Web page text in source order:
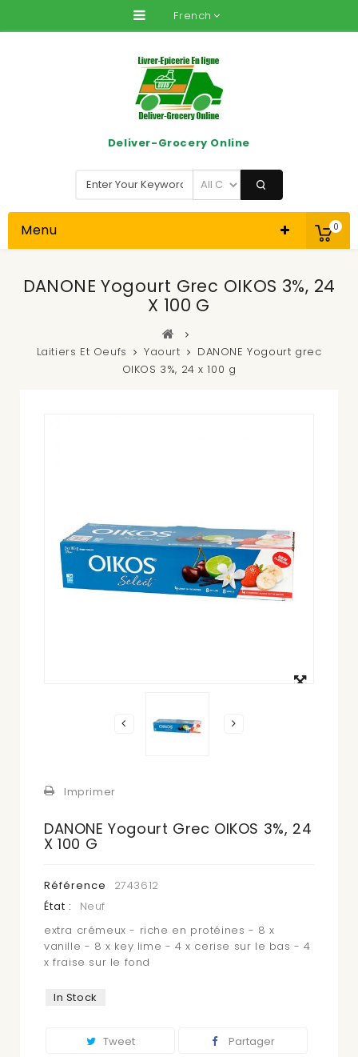
French
0
Deliver-Grocery Online
Menu
DANONE Yogourt Grec OIKOS 3%, 24
X 100 G
Laitiers Et Oeufs Yaourt
DANONE Yogourt grec
OIKOS 3%, 24 x 100 g
Imprimer
DANONE Yogourt Grec OIKOS 3%, 24
X 100 G
Référence
2743612
État :
Neuf
extra crémeux - riche en protéines - 8 x
vanille - 8 x key lime - 4 x cerise sur le bas - 4
x fraise sur le fond
In Stock
Tweet Partager